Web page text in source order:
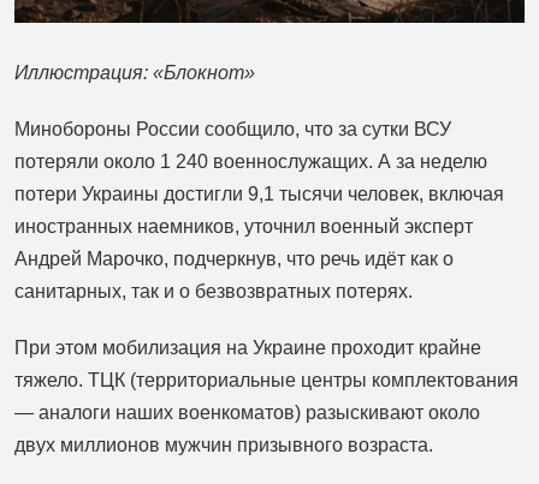
Иллюстрация: «Блокнот»
Минобороны России сообщило, что за сутки ВСУ
потеряли около 1 240 военнослужащих. А за неделю
потери Украины достигли 9,1 тысячи человек, включая
иностранных наемников, уточнил военный эксперт
Андрей Марочко, подчеркнув, что речь идёт как о
санитарных, так и о безвозвратных потерях.
При этом мобилизация на Украине проходит крайне
тяжело. ТЦК (территориальные центры комплектования
— аналоги наших военкоматов) разыскивают около
двух миллионов мужчин призывного возраста.